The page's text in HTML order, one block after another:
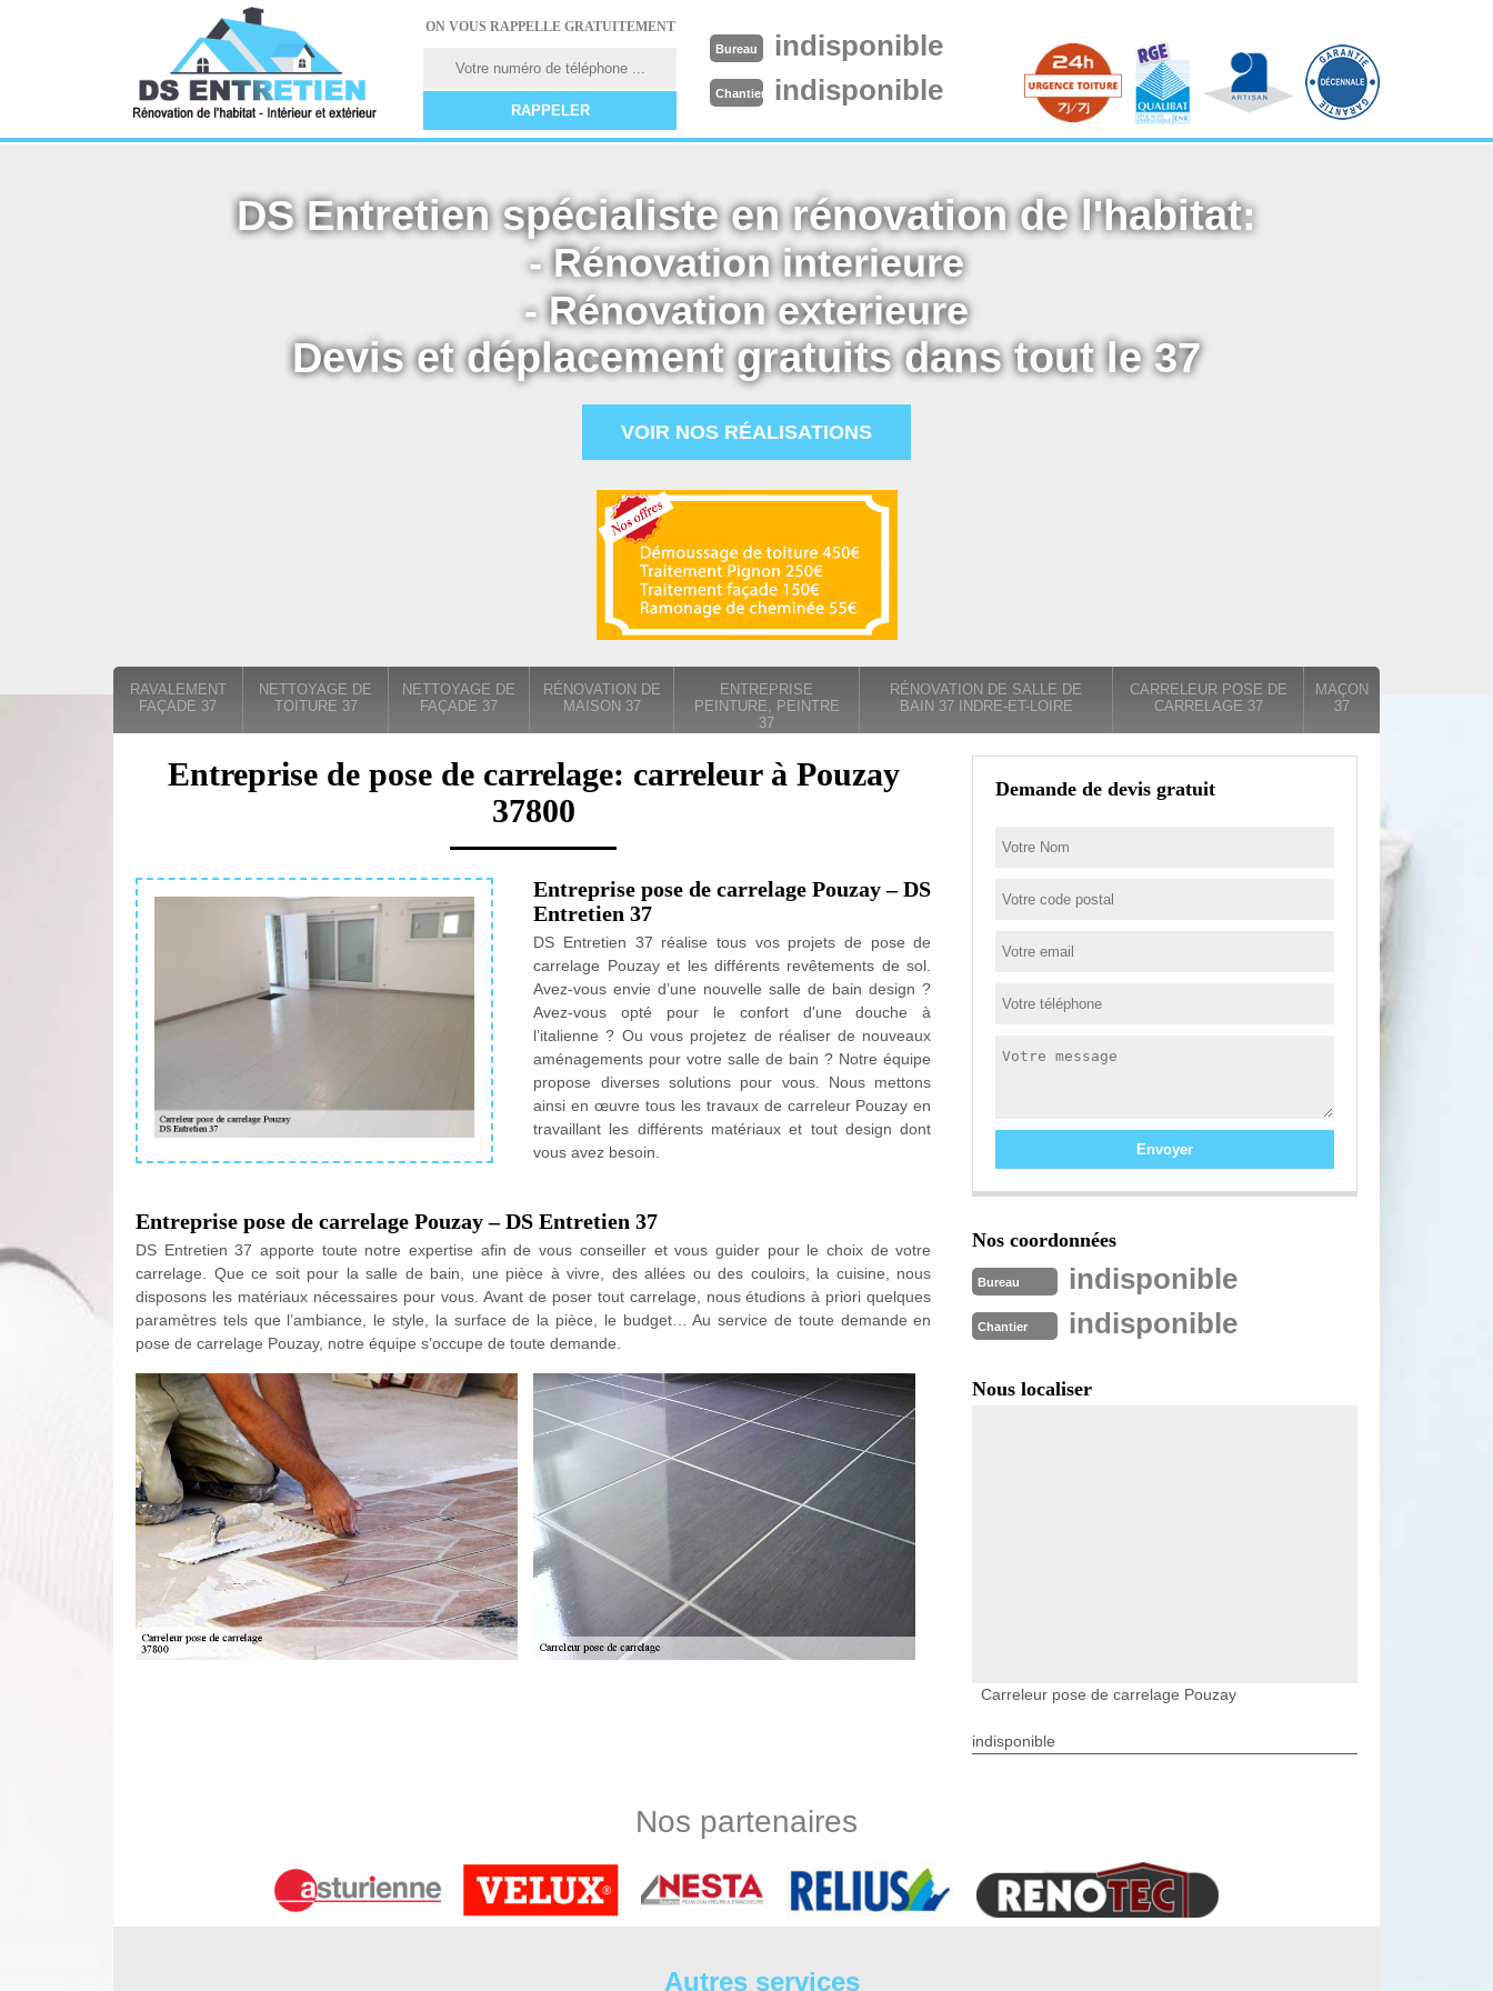
ON VOUS RAPPELLE GRATUITEMENT
Bureau indisponible
Chantier indisponible
DS Entretien spécialiste en rénovation de l'habitat:
- Rénovation interieure
- Rénovation exterieure
Devis et déplacement gratuits dans tout le 37
VOIR NOS RÉALISATIONS
RAVALEMENT
FAÇADE 37
NETTOYAGE DE
TOITURE 37
NETTOYAGE DE
FAÇADE 37
RÉNOVATION DE
MAISON 37
ENTREPRISE
PEINTURE, PEINTRE
37
RÉNOVATION DE SALLE DE
BAIN 37 INDRE-ET-LOIRE
CARRELEUR POSE DE
CARRELAGE 37
MAÇON
37
Entreprise de pose de carrelage: carreleur à Pouzay
37800
Entreprise pose de carrelage Pouzay – DS
Entretien 37
DS Entretien 37 réalise tous vos projets de pose de
carrelage Pouzay et les différents revêtements de sol.
Avez-vous envie d’une nouvelle salle de bain design ?
Avez-vous opté pour le confort d'une douche à
l’italienne ? Ou vous projetez de réaliser de nouveaux
aménagements pour votre salle de bain ? Notre équipe
propose diverses solutions pour vous. Nous mettons
ainsi en œuvre tous les travaux de carreleur Pouzay en
travaillant les différents matériaux et tout design dont
vous avez besoin.
Entreprise pose de carrelage Pouzay – DS Entretien 37
DS Entretien 37 apporte toute notre expertise afin de vous conseiller et vous guider pour le choix de votre
carrelage. Que ce soit pour la salle de bain, une pièce à vivre, des allées ou des couloirs, la cuisine, nous
disposons les matériaux nécessaires pour vous. Avant de poser tout carrelage, nous étudions à priori quelques
paramètres tels que l’ambiance, le style, la surface de la pièce, le budget… Au service de toute demande en
pose de carrelage Pouzay, notre équipe s’occupe de toute demande.
De même, DS Entretien 37 dispose de solide qualification et de compétence pour effectuer les travaux de
la pose de carrelage extérieur.
Artisan pose de carrelage Pouzay
Demande de devis gratuit
Nos coordonnées
Bureau indisponible
Chantier indisponible
Nous localiser
Carreleur pose de carrelage Pouzay
indisponible
Nos partenaires
Autres services